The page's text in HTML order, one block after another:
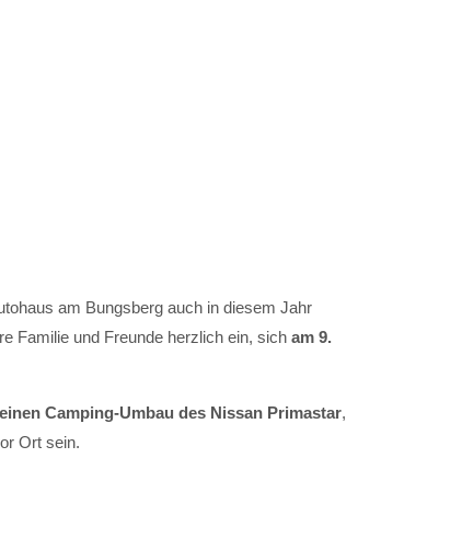
am Bungsberg auch in diesem Jahr
Familie und Freunde herzlich ein, sich am 9.
Camping-Umbau des Nissan Primastar,
Ort sein.